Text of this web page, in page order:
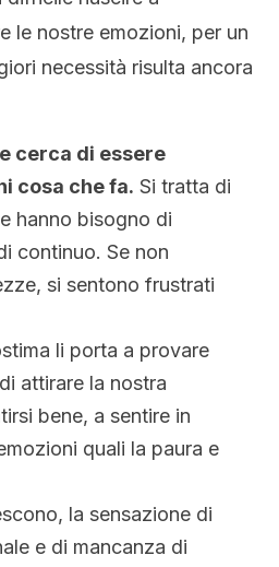
le nostre emozioni, per un
necessità risulta ancora
cerca di essere
cosa che fa. Si tratta di
hanno bisogno di
continuo. Se non
si sentono frustrati
li porta a provare
attirare la nostra
bene, a sentire in
quali la paura e
la sensazione di
e di mancanza di